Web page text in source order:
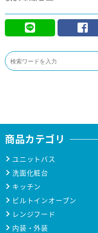
商品カテゴリ
ユニットバス
洗面化粧台
キッチン
ビルトインオーブン
レンジフード
内装・外装